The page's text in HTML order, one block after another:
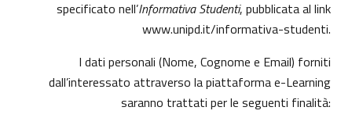
specificato nell’Informativa Studenti, pubblicata al link
www.unipd.it/informativa-studenti.
I dati personali (Nome, Cognome e Email) forniti
dall’interessato attraverso la piattaforma e-Learning
saranno trattati per le seguenti finalità: